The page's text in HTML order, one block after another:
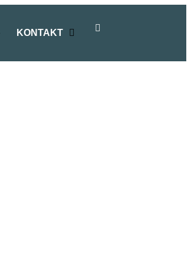
KONTAKT